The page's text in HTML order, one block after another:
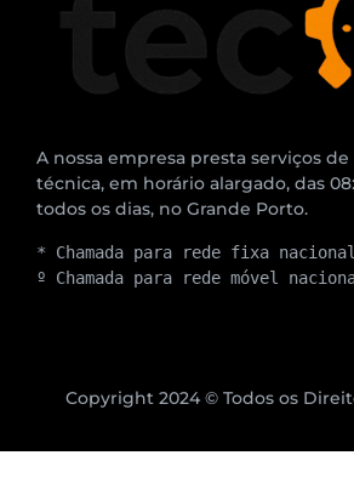
A nossa empresa presta serviços de
técnica, em horário alargado, das
todos os dias, no Grande Porto.
* Chamada para rede fixa nacional
º Chamada para rede móvel
Copyright 2024 © Todos os